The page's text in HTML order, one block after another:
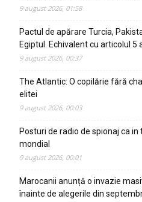
9 august 2026, 01:58
Pactul de apărare Turcia,
Egiptul. Echivalent cu articolul 5
9 august 2026, 00:37
The Atlantic: O copilărie fără
elitei
9 august 2026, 00:03
Posturi de radio de spionaj ca
mondial
9 august 2026, 00:01
Marocanii anunță o invazie
înainte de alegerile din